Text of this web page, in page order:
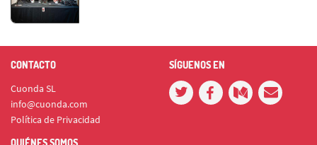
CONTACTO
Cuonda SL
info@cuonda.com
Política de Privacidad
SÍGUENOS EN
QUIÉNES SOMOS